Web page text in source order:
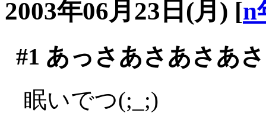
2003年06月23日(月) [n
#1 あっさあさあさあ
眠いでつ(;_;)